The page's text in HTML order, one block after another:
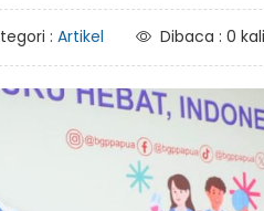
: Artikel Dibaca : 0 kali